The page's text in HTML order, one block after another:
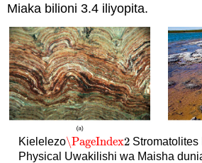
Miaka bilioni 3.4 iliyopita.
Kielelezo\PageIndex2
\PageIndex2
Physical Uwakilishi wa Maisha